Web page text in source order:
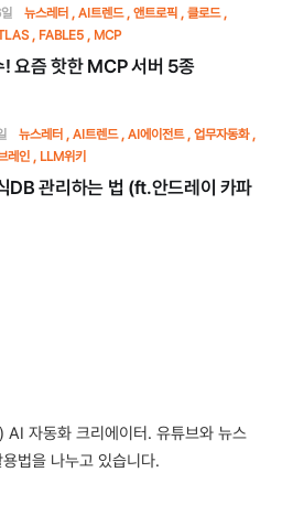
뉴스레터 AI트렌드 앤트로픽
클로드
FABLE5 MCP
! 요즘 핫한 MCP 서버 5종
뉴스레터 AI트렌드 AI에이전트
업무자동화
레인 LLM위키
DB 관리하는 법 (ft.안드레이 카파
자동화 크리에이터. 유튜브와 뉴스
법을 나누고 있습니다.